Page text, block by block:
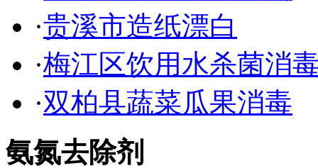
·贵溪市造纸漂白
·梅江区饮用水杀菌消
·双柏县蔬菜瓜果消毒
氨氮去除剂